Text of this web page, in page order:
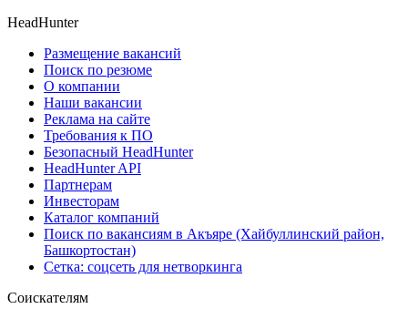
HeadHunter
Размещение вакансий
Поиск по резюме
О компании
Наши вакансии
Реклама на сайте
Требования к ПО
Безопасный HeadHunter
HeadHunter API
Партнерам
Инвесторам
Каталог компаний
Поиск по вакансиям в Акъяре (Хайбуллинский район,
Башкортостан)
Сетка: соцсеть для нетворкинга
Соискателям